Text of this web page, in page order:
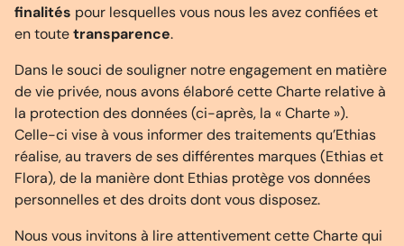
finalités pour lesquelles vous nous les avez confiées et
en toutetransparence.
Dans le souci de souligner notre engagement en matière
de vie privée, nous avons élaboré cette Charte relative à
la protection des données (ci-après, la « Charte »).
Celle-ci vise à vous informer des traitements qu’Ethias
réalise, au travers de ses différentes marques (Ethias et
Flora), de la manière dont Ethias protège vos données
personnelles et des droits dont vous disposez.
Nous vous invitons à lire attentivement cette Charte qui